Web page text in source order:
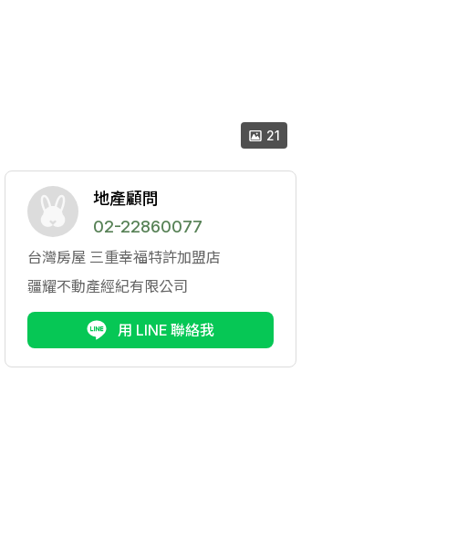
21
地產顧問
02-22860077
台灣房屋 三重幸福特許加盟店
疆耀不動產經紀有限公司
用 LINE 聯絡我